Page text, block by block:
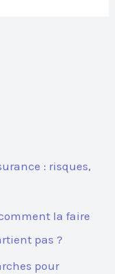
: risques,
la faire
pas ?
pour